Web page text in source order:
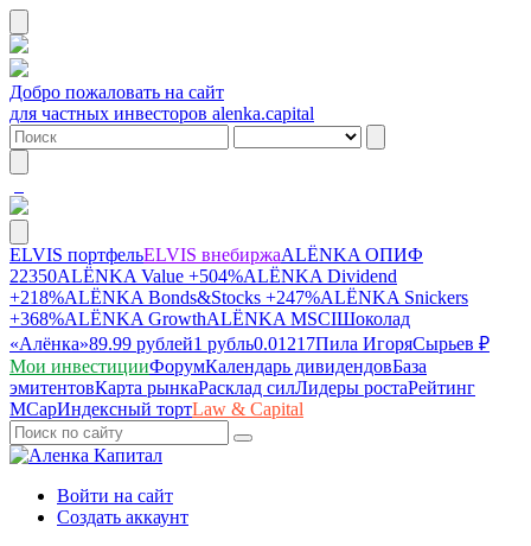
Добро пожаловать на сайт
для частных инвесторов alenka.capital
ELVIS портфельELVIS внебиржаALЁNKA ОПИФ
22350ALЁNKA Value +504%ALЁNKA Dividend
+218%ALЁNKA Bonds&Stocks +247%ALЁNKA Snickers
+368%ALЁNKA GrowthALЁNKA MSCIШоколад
«Алёнка»89.99 рублей1 рубль0.01217Пила ИгоряСырьев ₽
Мои инвестицииФорумКалендарь дивидендовБаза
эмитентовКарта рынкаРасклад силЛидеры ростаРейтинг
MCapИндексный тортLaw & Capital
Войти на сайт
Создать аккаунт